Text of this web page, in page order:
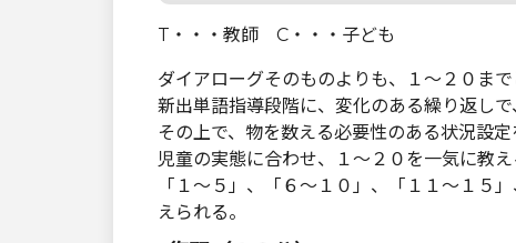
T・・・教師 C・・・子ども
ダイアローグそのものよりも、１～２０ま
新出単語指導段階に、変化のある繰り返し
その上で、物を数える必要性のある状況設
児童の実態に合わせ、１～２０を一気に教え
「１～５」、「６～１０」、「１１～１５
えられる。